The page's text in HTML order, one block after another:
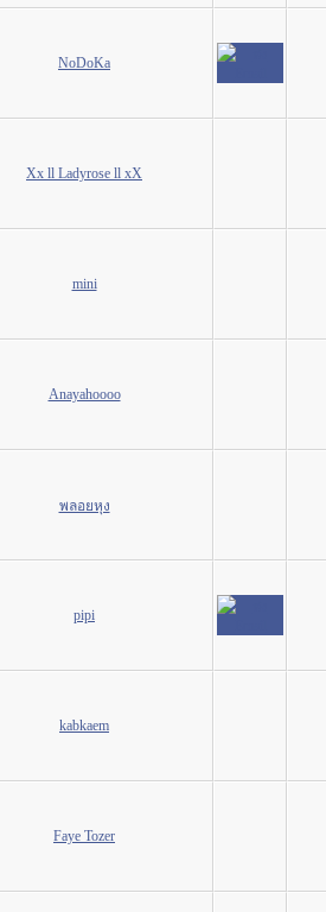
NoDoKa
Xx ll Ladyrose ll xX
mini
Anayahoooo
พลอยหุง
pipi
kabkaem
Faye Tozer